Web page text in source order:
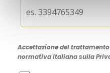
Accettazione del
normativa italiana sulla